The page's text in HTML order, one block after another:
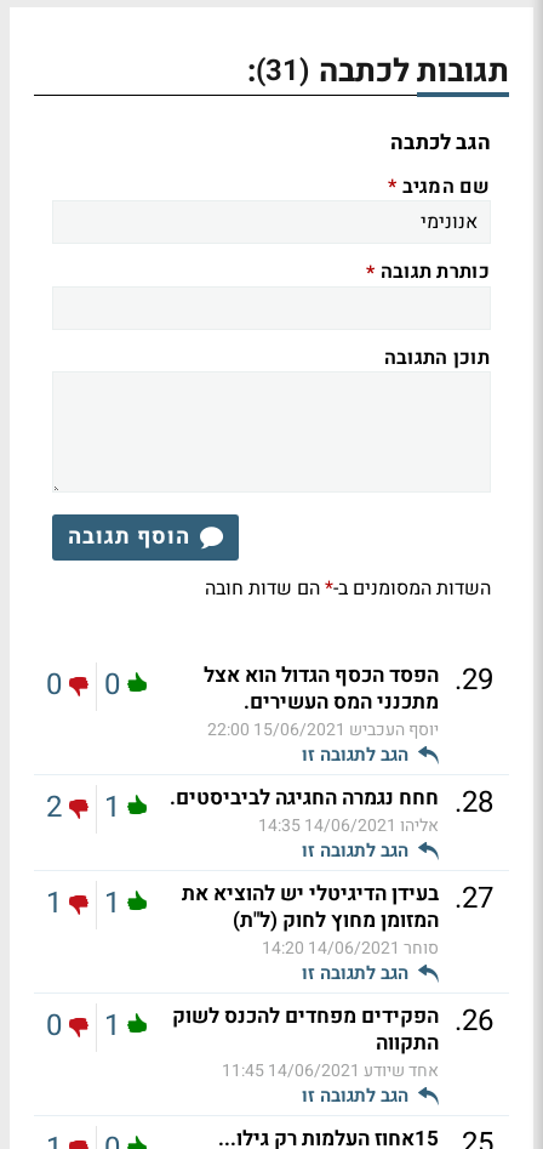
תגובות לכתבה (31)
:
הגב לכתבה
שם המגיב *
כותרת תגובה *
תוכן התגובה
הוסף תגובה
השדות המסומנים ב-*הם שדות חובה
29
. הפסד הכסף הגדול הוא אצל
מתכנני המס העשירים.
יוסף העכביש 15/06/2021 22:00
הגב לתגובה זו
0
0
28
. חחח נגמרה החגיגה לביביסטים.
אליהו 14/06/2021 14:35
הגב לתגובה זו
1
2
27
. בעידן הדיגיטלי יש להוציא את
המזומן מחוץ לחוק (ל"ת)
סוחר 14/06/2021 14:20
הגב לתגובה זו
1
1
26
. הפקידים מפחדים להכנס לשוק
התקווה
אחד שיודע 14/06/2021 11:45
הגב לתגובה זו
1
0
15אחוז העלמות רק גילו...